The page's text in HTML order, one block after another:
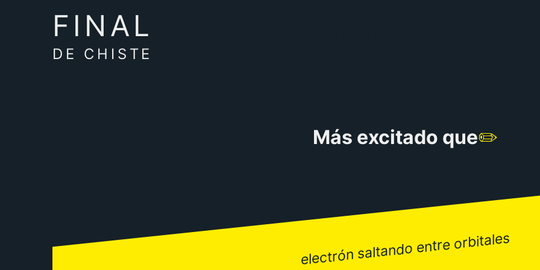
FINAL
DE CHISTE
Más excitado que✏️
electrón saltando entre orbitales